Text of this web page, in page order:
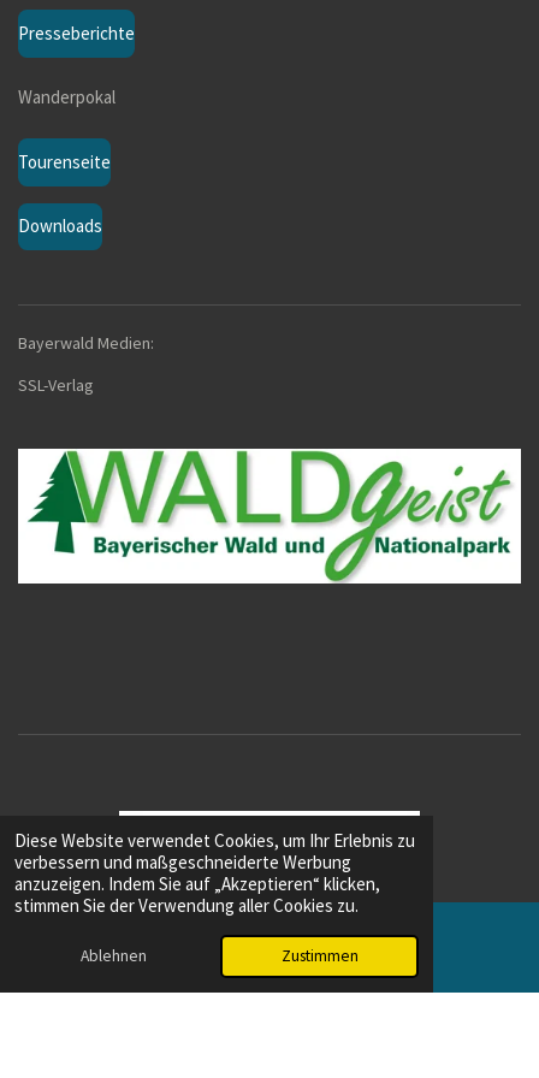
Diese Website verwendet Cookies, um Ihr Erlebnis zu
verbessern und maßgeschneiderte Werbung
anzuzeigen. Indem Sie auf „Akzeptieren“ klicken,
stimmen Sie der Verwendung aller Cookies zu.
Ablehnen Zustimmen
Presseberichte
Wanderpokal
Tourenseite
Downloads
Bayerwald Medien:
SSL-Verlag
E-Mail